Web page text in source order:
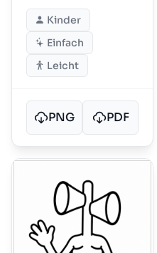
Kinder
Einfach
Leicht
PNG PDF